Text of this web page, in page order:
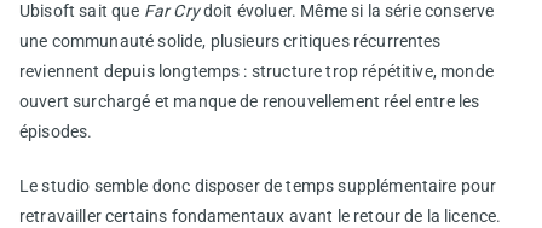
Ubisoft sait que Far Crydoit évoluer. Même si la série conserve
une communauté solide, plusieurs critiques récurrentes
reviennent depuis longtemps : structure trop répétitive, monde
ouvert surchargé et manque de renouvellement réel entre les
épisodes.
Le studio semble donc disposer de temps supplémentaire pour
retravailler certains fondamentaux avant le retour de la licence.